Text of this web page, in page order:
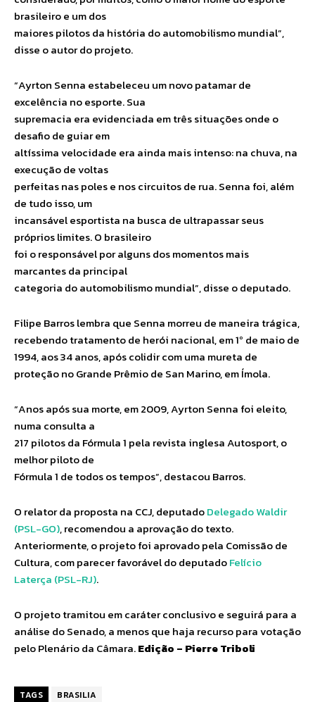
brasileiro e um dos
maiores pilotos da história do automobilismo mundial”,
disse o autor do projeto.
“Ayrton Senna estabeleceu um novo patamar de
excelência no esporte. Sua
supremacia era evidenciada em três situações onde o
desafio de guiar em
altíssima velocidade era ainda mais intenso: na chuva, na
execução de voltas
perfeitas nas poles e nos circuitos de rua. Senna foi, além
de tudo isso, um
incansável esportista na busca de ultrapassar seus
próprios limites. O brasileiro
foi o responsável por alguns dos momentos mais
marcantes da principal
categoria do automobilismo mundial”, disse o deputado.
Filipe Barros lembra que Senna morreu de maneira trágica,
recebendo tratamento de herói nacional, em 1º de maio de
1994, aos 34 anos, após colidir com uma mureta de
proteção no Grande Prêmio de San Marino, em Ímola.
“Anos após sua morte, em 2009, Ayrton Senna foi eleito,
numa consulta a
217 pilotos da Fórmula 1 pela revista inglesa Autosport, o
melhor piloto de
Fórmula 1 de todos os tempos”, destacou Barros.
O relator da proposta na CCJ, deputadoDelegado Waldir
(PSL-GO), recomendou a aprovação do texto.
Anteriormente, o projeto foi aprovado pela Comissão de
Cultura, com parecer favorável do deputadoFelício
Laterça (PSL-RJ).
O projeto tramitou em caráter conclusivo e seguirá para a
análise do Senado, a menos que haja recurso para votação
pelo Plenário da Câmara.Edição – Pierre Triboli
TAGS BRASILIA